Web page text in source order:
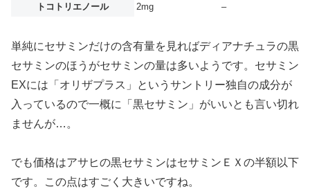
トコトリエノール
2mg –
単純にセサミンだけの含有量を見ればディアナチュラの黒
セサミンのほうがセサミンの量は多いようです。セサミン
EXには「オリザプラス」というサントリー独自の成分が
入っているので一概に「黒セサミン」がいいとも言い切れ
ませんが…。
でも価格はアサヒの黒セサミンはセサミンＥＸの半額以下
です。この点はすごく大きいですね。